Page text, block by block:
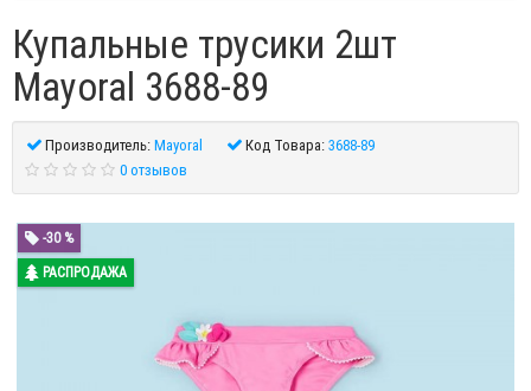
Купальные трусики 2шт
Mayoral 3688-89
Производитель:Mayoral Код Товара:3688-89
0 отзывов
-30 %
РАСПРОДАЖА